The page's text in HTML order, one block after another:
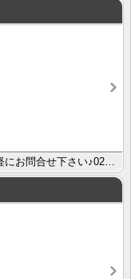
即日物件のご相談やご案内が可能です！お気軽にお問合せ下さい♪029-863-3939